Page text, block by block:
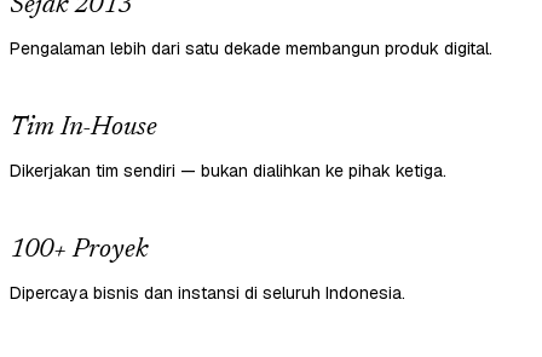
Sejak 2013
Pengalaman lebih dari satu dekade membangun produk digital.
Tim In-House
Dikerjakan tim sendiri — bukan dialihkan ke pihak ketiga.
100+ Proyek
Dipercaya bisnis dan instansi di seluruh Indonesia.